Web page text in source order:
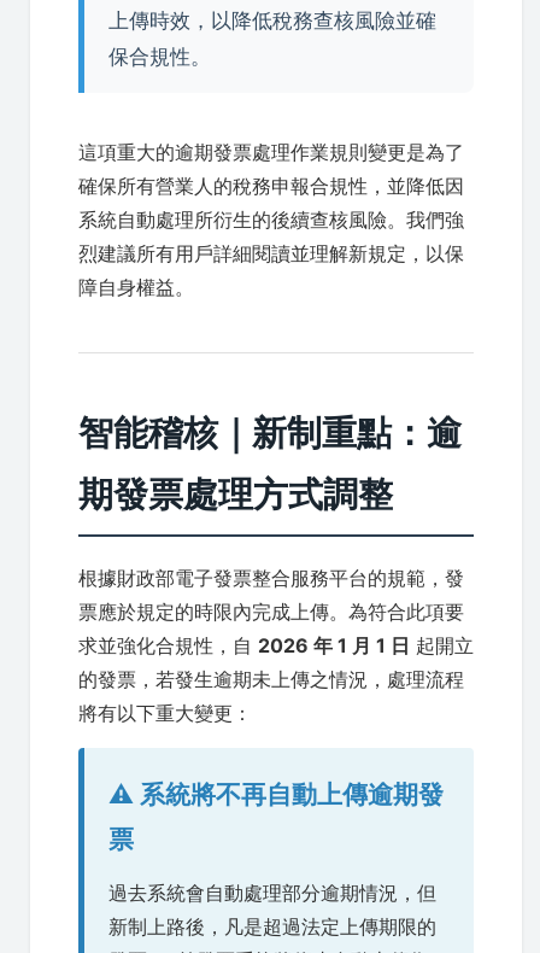
上傳時效，以降低稅務查核風險並確
保合規性。
這項重大的逾期發票處理作業規則變更是為了
確保所有營業人的稅務申報合規性，並降低因
系統自動處理所衍生的後續查核風險。我們強
烈建議所有用戶詳細閱讀並理解新規定，以保
障自身權益。
智能稽核｜新制重點：逾
期發票處理方式調整
根據財政部電子發票整合服務平台的規範，發
票應於規定的時限內完成上傳。為符合此項要
求並強化合規性，自 2026 年 1 月 1 日 起開立
的發票，若發生逾期未上傳之情況，處理流程
將有以下重大變更：
⚠️ 系統將不再自動上傳逾期發
票
過去系統會自動處理部分逾期情況，但
新制上路後，凡是超過法定上傳期限的